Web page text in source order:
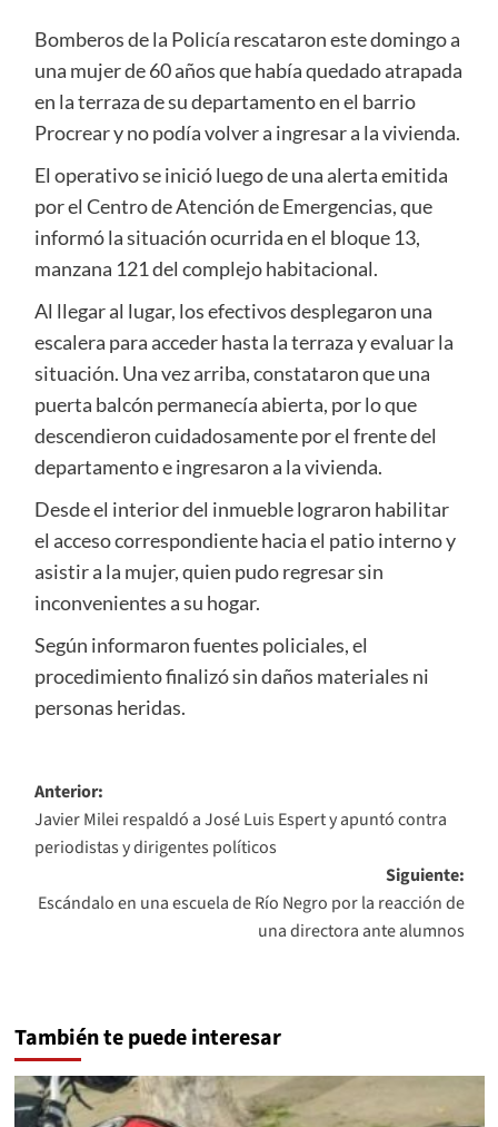
Bomberos de la Policía rescataron este domingo a
una mujer de 60 años que había quedado atrapada
en la terraza de su departamento en el barrio
Procrear y no podía volver a ingresar a la vivienda.
El operativo se inició luego de una alerta emitida
por el Centro de Atención de Emergencias, que
informó la situación ocurrida en el bloque 13,
manzana 121 del complejo habitacional.
Al llegar al lugar, los efectivos desplegaron una
escalera para acceder hasta la terraza y evaluar la
situación. Una vez arriba, constataron que una
puerta balcón permanecía abierta, por lo que
descendieron cuidadosamente por el frente del
departamento e ingresaron a la vivienda.
Desde el interior del inmueble lograron habilitar
el acceso correspondiente hacia el patio interno y
asistir a la mujer, quien pudo regresar sin
inconvenientes a su hogar.
Según informaron fuentes policiales, el
procedimiento finalizó sin daños materiales ni
personas heridas.
Navegación
de
entradas
Anterior:
Javier Milei respaldó a José Luis Espert y apuntó contra
periodistas y dirigentes políticos
Siguiente:
Escándalo en una escuela de Río Negro por la reacción de
una directora ante alumnos
También te puede interesar